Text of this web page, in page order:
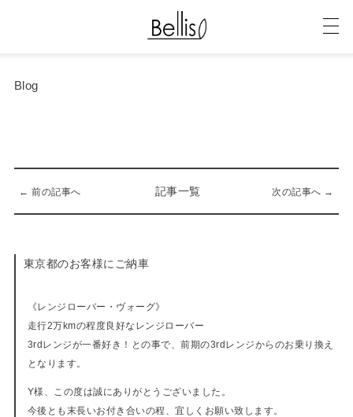
Blog
← 前の記事へ 記事一覧 次の記事へ →
東京都のお客様にご納車
《レンジローバー・ヴォーグ》
走行2万kmの程度良好なレンジローバー
3rdレンジが一番好き！との事で、前期の3rdレンジからのお乗り換え
となります。
Y様、この度は誠にありがとうございました。
今後とも末長いお付き合いの程、宜しくお願い致します。